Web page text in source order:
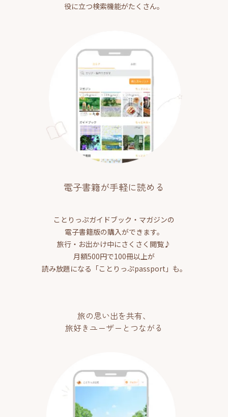
役に立つ検索機能がたくさん。
電子書籍が手軽に読める
ことりっぷガイドブック・マガジンの
電子書籍版の購入ができます。
旅行・お出かけ中にさくさく閲覧♪
月額500円で100冊以上が
読み放題になる「ことりっぷpassport」も。
旅の思い出を共有、
旅好きユーザーとつながる